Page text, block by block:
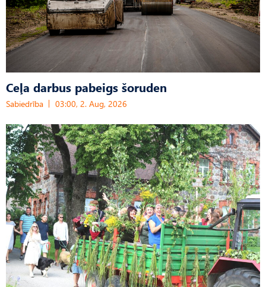
Ceļa darbus pabeigs šoruden
Sabiedrība 03:00, 2. Aug, 2026